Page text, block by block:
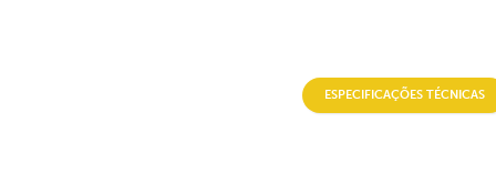
ESPECIFICAÇÕES TÉCNICAS